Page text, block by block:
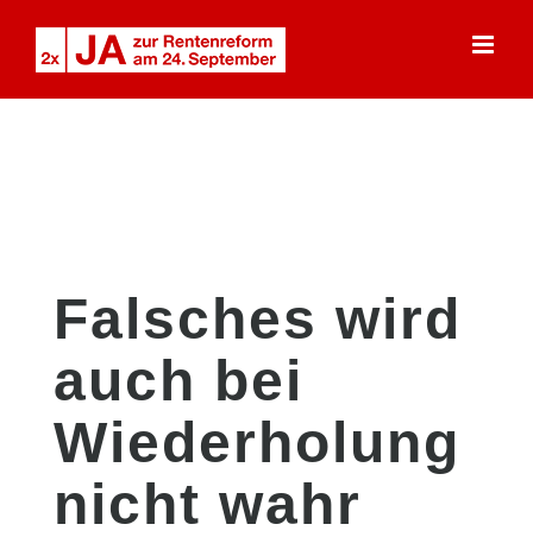
Falsches wird
auch bei
Wiederholung
nicht wahr